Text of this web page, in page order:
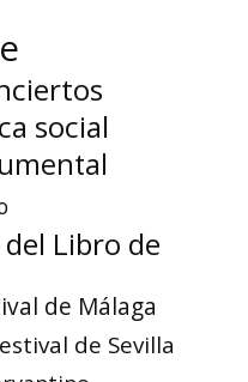
social
Libro de
de Málaga
de Sevilla